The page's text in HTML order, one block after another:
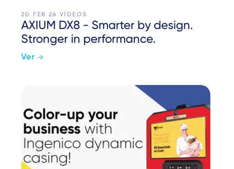
20 FEB 26 VÍDEOS
AXIUM DX8 - Smarter by design.
Stronger in performance.
Ver